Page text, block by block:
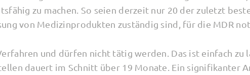
zu machen. So seien derzeit nur 20 der zuletzt
von Medizinprodukten zuständig sind, für die MDR
und dürfen nicht tätig werden. Das ist einfach zu
dauert im Schnitt über 19 Monate. Ein signifikanter